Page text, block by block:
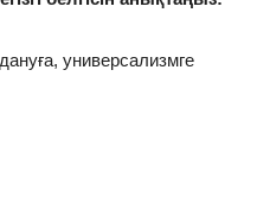
универсализмге